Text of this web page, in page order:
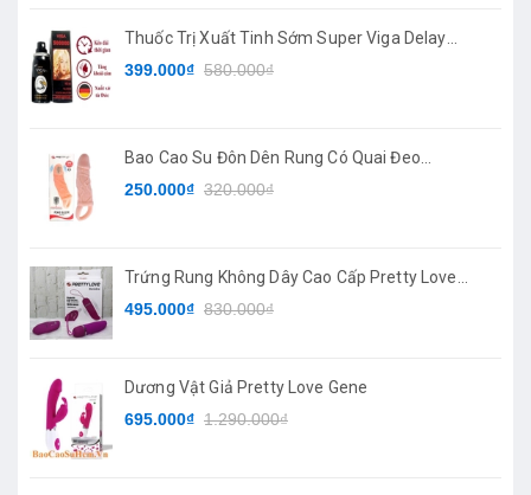
Thuốc Trị Xuất Tinh Sớm Super Viga Delay
Spray
399.000₫ 580.000₫
Bao Cao Su Đôn Dên Rung Có Quai Đeo
PRETTYLOVE
250.000₫ 320.000₫
Trứng Rung Không Dây Cao Cấp Pretty Love
Deirdre
495.000₫ 830.000₫
Dương Vật Giả Pretty Love Gene
695.000₫ 1.290.000₫